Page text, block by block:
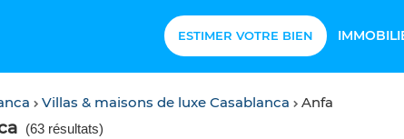
ESTIMER VOTRE BIEN
Villas & maisons de luxe Casablanca Anfa
(63 résultats)